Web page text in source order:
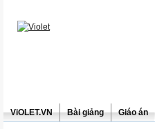
ViOLET.VN Bài giảng Giáo án